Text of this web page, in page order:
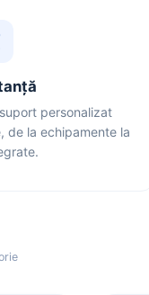
personalizat
de la echipamente la